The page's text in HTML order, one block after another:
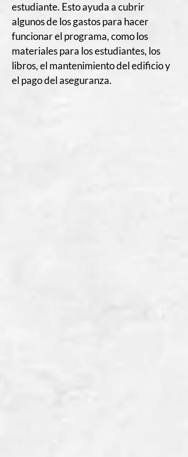
estudiante. Esto ayuda a cubrir
algunos de los gastos para hacer
funcionar el programa, como los
materiales para los estudiantes, los
libros, el mantenimiento del edificio y
el pago del aseguranza.